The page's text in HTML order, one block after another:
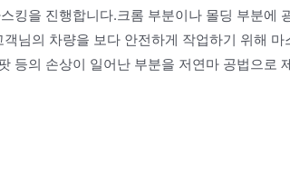
킹을 진행합니다.크롬 부분이나 몰딩 부분에
님의 차량을 보다 안전하게 작업하기 위해
등의 손상이 일어난 부분을 저연마 공법으로